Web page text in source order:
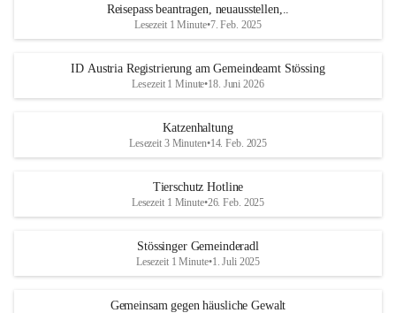
Reisepass beantragen, neuausstellen,..
Lesezeit 1 Minute•7. Feb. 2025
ID Austria Registrierung am Gemeindeamt Stössing
Lesezeit 1 Minute•18. Juni 2026
Katzenhaltung
Lesezeit 3 Minuten•14. Feb. 2025
Tierschutz Hotline
Lesezeit 1 Minute•26. Feb. 2025
Stössinger Gemeinderadl
Lesezeit 1 Minute•1. Juli 2025
Gemeinsam gegen häusliche Gewalt